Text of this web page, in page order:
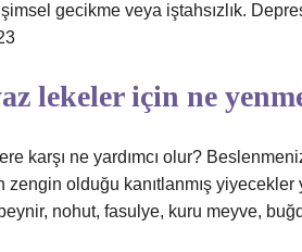
gecikme veya iştahsızlık.
lekeler için ne
karşı ne yardımcı olur?
zengin olduğu kanıtlanmış
nohut, fasulye, kuru meyve,